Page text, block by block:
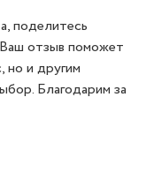
поделитесь
отзыв поможет
но и другим
Благодарим за